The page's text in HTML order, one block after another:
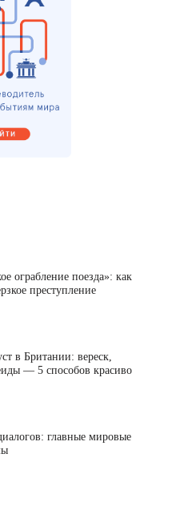
ограбление поезда»: как
преступление
в Британии: вереск,
— 5 способов красиво
главные мировые